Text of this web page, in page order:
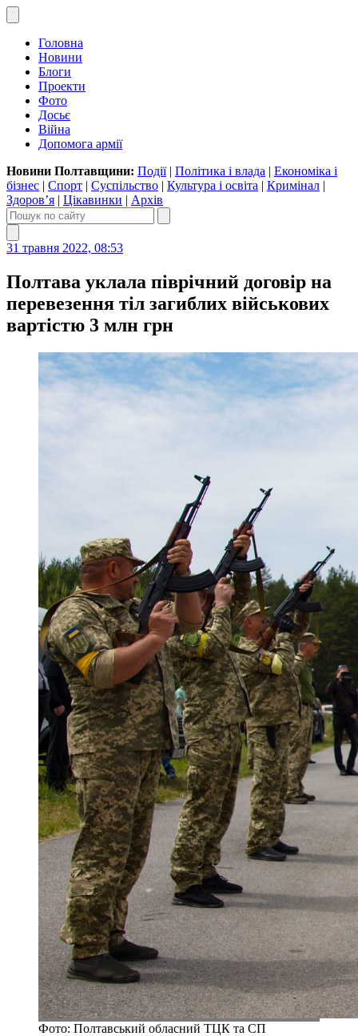
Головна
Новини
Блоги
Проекти
Фото
Досьє
Війна
Допомога армії
Новини Полтавщини: Події| Політика і влада | Економіка і
бізнес | Спорт | Суспільство | Культура і освіта | Кримінал |
Здоров’я | Цікавинки | Архів
31 травня 2022, 08:53
Полтава уклала піврічний договір на
перевезення тіл загиблих військових
вартістю 3 млн грн
Фото: Полтавський обласний ТЦК та СП